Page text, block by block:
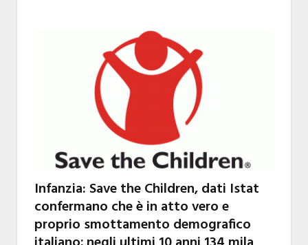
Infanzia: Save the Children, dati Istat
confermano che è in atto vero e
proprio smottamento demografico